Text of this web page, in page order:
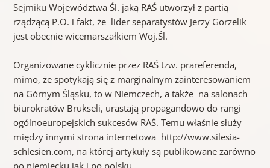
Sejmiku Województwa Śl. jaką RAŚ utworzył z partią
rządzącą P.O. i fakt, że lider separatystów Jerzy Gorzelik
jest obecnie wicemarszałkiem Woj.Śl.
Organizowane cyklicznie przez RAŚ tzw. prareferenda,
mimo, że spotykają się z marginalnym zainteresowaniem
na Górnym Śląsku, to w Niemczech, a także na salonach
biurokratów Brukseli, urastają propagandowo do rangi
ogólnoeuropejskich sukcesów RAŚ. Temu właśnie służy
między innymi strona internetowa http://www.silesia-
schlesien.com, na której artykuły są publikowane zarówno
po niemiecku jak i po polsku.